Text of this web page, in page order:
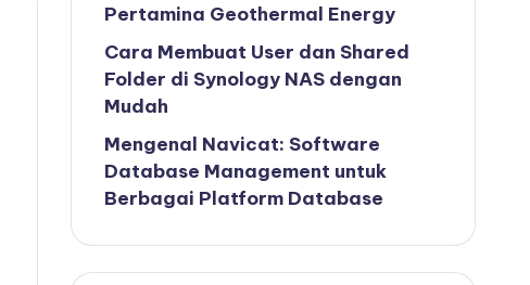
Pertamina Geothermal Energy
Cara Membuat User dan Shared
Folder di Synology NAS dengan
Mudah
Mengenal Navicat: Software
Database Management untuk
Berbagai Platform Database